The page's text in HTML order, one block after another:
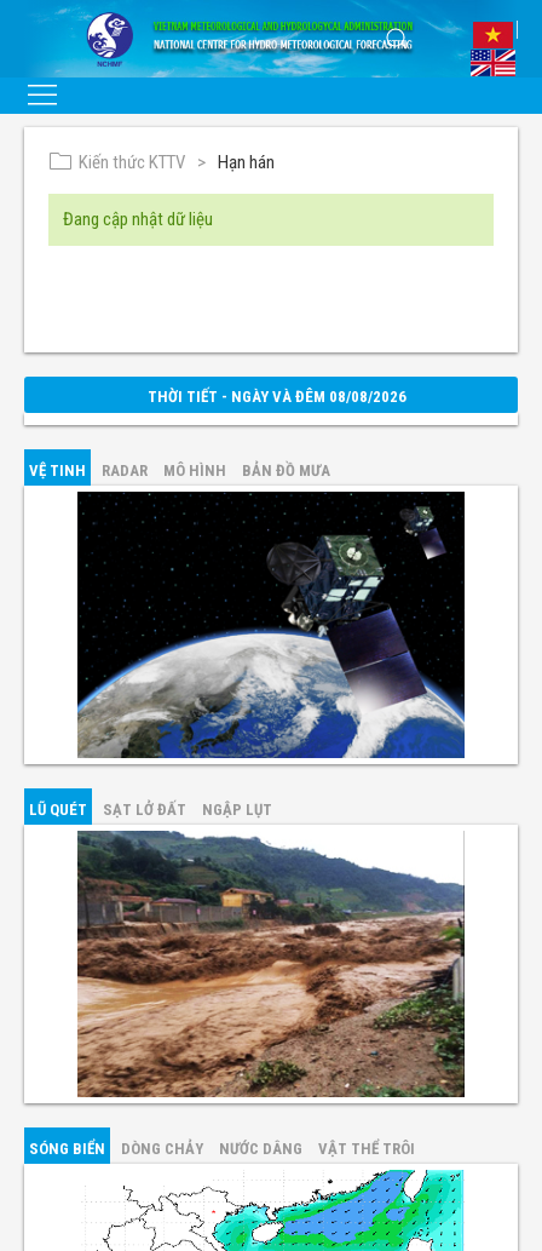
Kiến thức KTTV Hạn hán
Đang cập nhật dữ liệu
THỜI TIẾT - NGÀY VÀ ĐÊM 08/08/2026
VỆ TINH RADAR MÔ HÌNH BẢN ĐỒ MƯA
LŨ QUÉT SẠT LỞ ĐẤT NGẬP LỤT
SÓNG BIỂN DÒNG CHẢY NƯỚC DÂNG VẬT THỂ TRÔI